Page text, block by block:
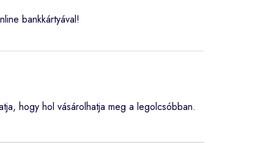
bankkártyával!
hogy hol vásárolhatja meg a legolcsóbban.